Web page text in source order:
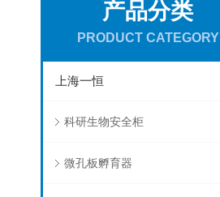
产品分类
PRODUCT CATEGORY
上海一恒
科研生物安全柜
微孔板孵育器